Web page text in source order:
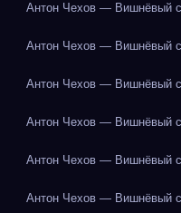
Антон Чехов — Вишнёвый
Антон Чехов — Вишнёвый
Антон Чехов — Вишнёвый
Антон Чехов — Вишнёвый
Антон Чехов — Вишнёвый
Антон Чехов — Вишнёвый